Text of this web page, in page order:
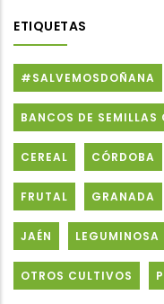
ETIQUETAS
#SALVEMOSDOÑANA
BANCOS DE
CEREAL CÓRDOBA
FRUTAL GRANADA
JAÉN LEGUMINOSA
OTROS CULTIVOS